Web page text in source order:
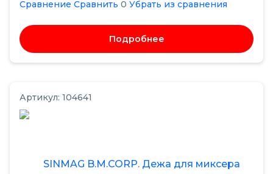
Сравнение Сравнить 0 Убрать из сравнения
Подробнее
Артикул: 104641